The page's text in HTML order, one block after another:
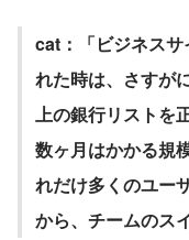
cat：「ビジネス
れた時は、さすが
上の銀行リストを
数ヶ月はかかる規
れだけ多くのユー
から、チームのス